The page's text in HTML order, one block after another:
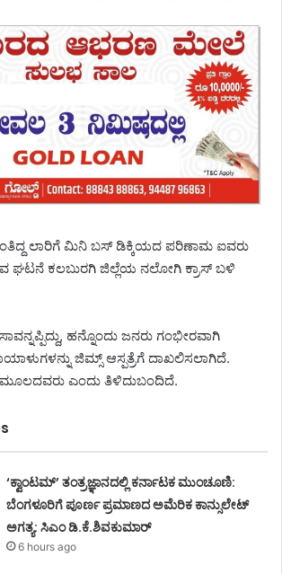
ಲಾರಿಗೆ ಮಿನಿ ಬಸ್ ಡಿಕ್ಕಿಯದ ಪರಿಣಾಮ ಐವರು
ಘಟನೆ ಕಲಬುರಗಿ ಜಿಲ್ಲೆಯ ನಲೋಗಿ ಕ್ರಾಸ್ ಬಳಿ
ಹನ್ನೊಂದು ಜನರು ಗಂಭೀರವಾಗಿ
ಜಿಮ್ಸ್ ಆಸ್ಪತ್ರೆಗೆ ದಾಖಲಿಸಲಾಗಿದೆ.
ಎಂದು ತಿಳಿದುಬಂದಿದೆ.
‘ಕ್ವಾಂಟಮ್’ ತಂತ್ರಜ್ಞಾನದಲ್ಲಿ ಕರ್ನಾಟಕ ಮುಂಚೂಣಿ:
ಬೆಂಗಳೂರಿಗೆ ಪೂರ್ಣ ಪ್ರಮಾಣದ ಅಮೆರಿಕ ಕಾನ್ಸುಲೇಟ್
ಅಗತ್ಯ: ಸಿಎಂ ಡಿ.ಕೆ.ಶಿವಕುಮಾರ್
6 hours ago